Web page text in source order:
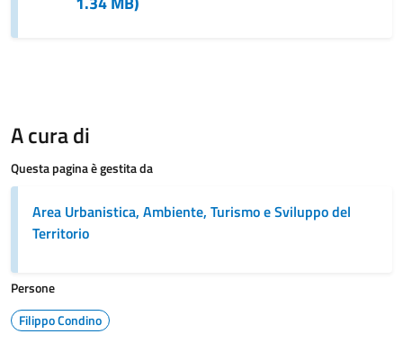
A cura di
Questa pagina è gestita da
Area Urbanistica, Ambiente, Turismo e Sviluppo del
Territorio
Persone
Filippo Condino